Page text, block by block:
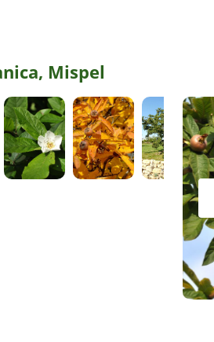
Mispel